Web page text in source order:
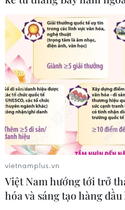
do áp lực chốt lời
07/08/2026 00:31
Mexico triển khai hàng
bảo vệ các vùng trồng bơ
07/08/2026 00:09
Mỹ: Lãi suất thế chấp tăng lên
cao nhất kể từ tháng Bảy
07/08/2026 00:05
Chứng khoán Mỹ rời đỉnh
vietnamplus.vn
Việt Nam hướng tới trở
hóa và sáng tạo hàng